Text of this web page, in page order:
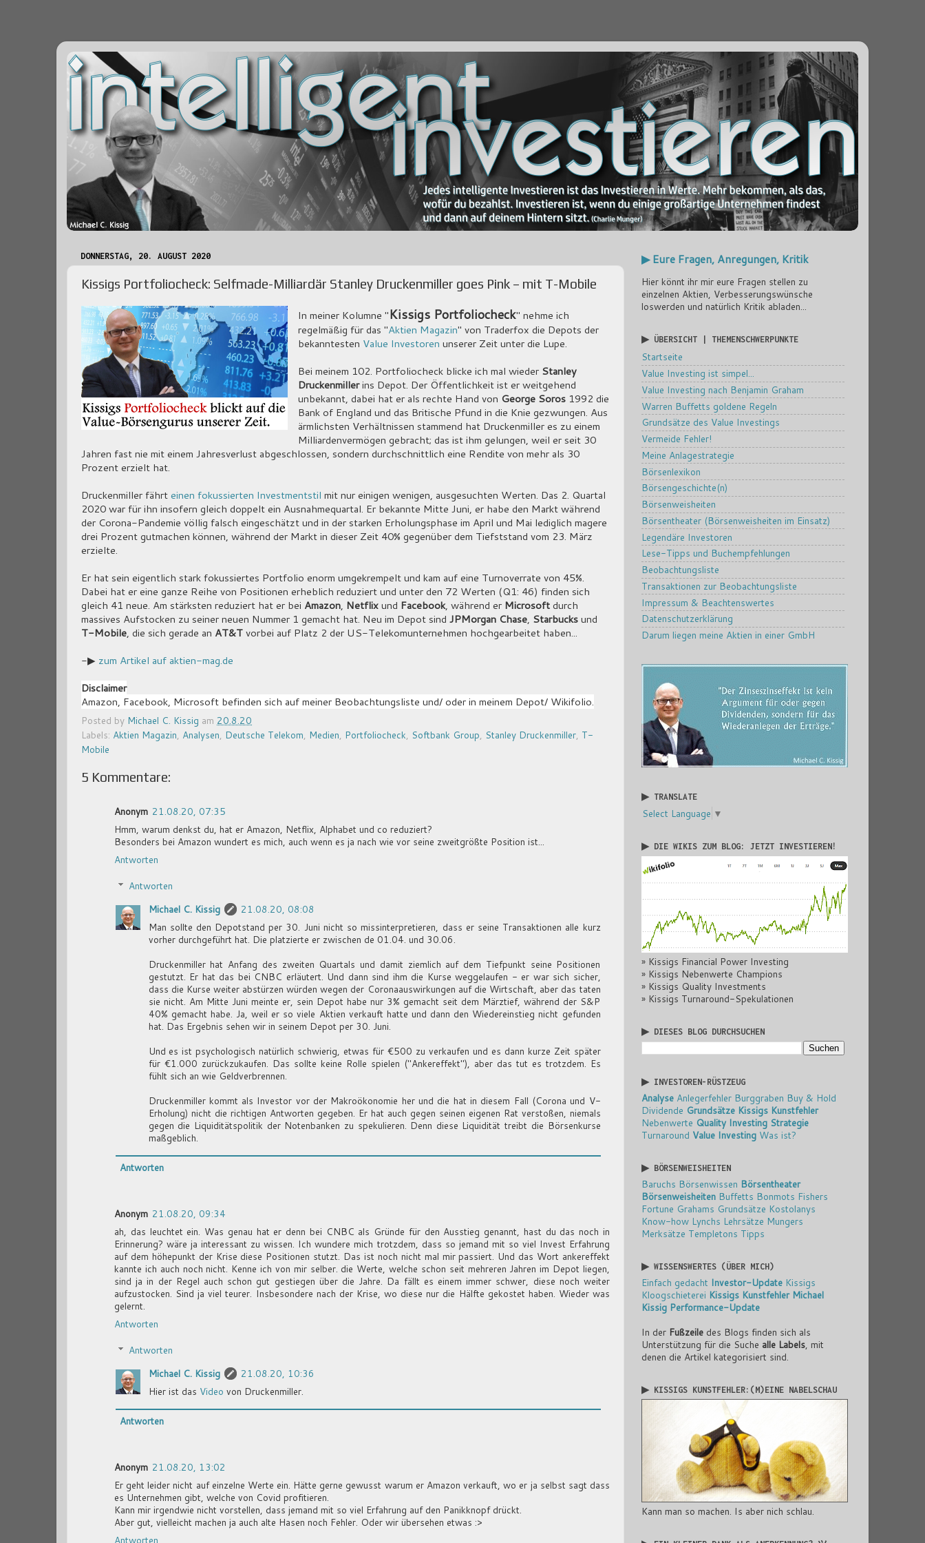
DONNERSTAG, 20. AUGUST 2020
Kissigs Portfoliocheck: Selfmade-Milliardär Stanley Druckenmiller goes Pink – mit T-Mobile
In meiner Kolumne "Kissigs Portfoliocheck" nehme ich
regelmäßig für das "Aktien Magazin" von Traderfox die Depots der
bekanntesten Value Investoren unserer Zeit unter die Lupe.
Bei meinem 102. Portfoliocheck blicke ich mal wieder Stanley
Druckenmillerins Depot. Der Öffentlichkeit ist er weitgehend
unbekannt, dabei hat er als rechte Hand von George Soros1992 die
Bank of England und das Britische Pfund in die Knie gezwungen. Aus
ärmlichsten Verhältnissen stammend hat Druckenmiller es zu einem
Milliardenvermögen gebracht; das ist ihm gelungen, weil er seit 30
Jahren fast nie mit einem Jahresverlust abgeschlossen, sondern durchschnittlich eine Rendite von mehr als 30
Prozent erzielt hat.
Druckenmiller fährteinen fokussierten Investmentstil mit nur einigen wenigen, ausgesuchten Werten. Das 2. Quartal
2020 war für ihn insofern gleich doppelt ein Ausnahmequartal. Er bekannte Mitte Juni, er habe den Markt während
der Corona-Pandemie völlig falsch eingeschätzt und in der starken Erholungsphase im April und Mai lediglich magere
drei Prozent gutmachen können, während der Markt in dieser Zeit 40% gegenüber dem Tiefststand vom 23. März
erzielte.
Er hat sein eigentlich stark fokussiertes Portfolio enorm umgekrempelt und kam auf eine Turnoverrate von 45%.
Dabei hat er eine ganze Reihe von Positionen erheblich reduziert und unter den 72 Werten (Q1: 46) finden sich
gleich 41 neue. Am stärksten reduziert hat er bei Amazon, Netflixund Facebook, während er Microsoftdurch
massives Aufstocken zu seiner neuen Nummer 1 gemacht hat. Neu im Depot sind JPMorgan Chase, Starbucksund
T-Mobile, die sich gerade an AT&Tvorbei auf Platz 2 der US-Telekomunternehmen hochgearbeitet haben...
-▶ zum Artikel auf aktien-mag.de
Disclaimer
Amazon, Facebook, Microsoft befinden sich auf meiner Beobachtungsliste und/ oder in meinem Depot/ Wikifolio.
Posted by Michael C. Kissig am 20.8.20
Labels: Aktien Magazin, Analysen, Deutsche Telekom, Medien, Portfoliocheck, Softbank Group, Stanley Druckenmiller, T-
Mobile
5 Kommentare:
Anonym 21.08.20, 07:35
Hmm, warum denkst du, hat er Amazon, Netflix, Alphabet und co reduziert?
Besonders bei Amazon wundert es mich, auch wenn es ja nach wie vor seine zweitgrößte Position ist...
Antworten
Antworten
Michael C. Kissig
21.08.20, 08:08
Man sollte den Depotstand per 30. Juni nicht so missinterpretieren, dass er seine Transaktionen alle kurz
vorher durchgeführt hat. Die platzierte er zwischen de 01.04. und 30.06.
Druckenmiller hat Anfang des zweiten Quartals und damit ziemlich auf dem Tiefpunkt seine Positionen
gestutzt. Er hat das bei CNBC erläutert. Und dann sind ihm die Kurse weggelaufen - er war sich sicher,
dass die Kurse weiter abstürzen würden wegen der Coronaauswirkungen auf die Wirtschaft, aber das taten
sie nicht. Am Mitte Juni meinte er, sein Depot habe nur 3% gemacht seit dem Märztief, während der S&P
40% gemacht habe. Ja, weil er so viele Aktien verkauft hatte und dann den Wiedereinstieg nicht gefunden
hat. Das Ergebnis sehen wir in seinem Depot per 30. Juni.
Und es ist psychologisch natürlich schwierig, etwas für €500 zu verkaufen und es dann kurze Zeit später
für €1.000 zurückzukaufen. Das sollte keine Rolle spielen ("Ankereffekt"), aber das tut es trotzdem. Es
fühlt sich an wie Geldverbrennen.
Druckenmiller kommt als Investor vor der Makroökonomie her und die hat in diesem Fall (Corona und V-
Erholung) nicht die richtigen Antworten gegeben. Er hat auch gegen seinen eigenen Rat verstoßen, niemals
gegen die Liquiditätspolitik der Notenbanken zu spekulieren. Denn diese Liquidität treibt die Börsenkurse
maßgeblich.
Antworten
Anonym 21.08.20, 09:34
ah, das leuchtet ein. Was genau hat er denn bei CNBC als Gründe für den Ausstieg genannt, hast du das noch in
Erinnerung? wäre ja interessant zu wissen. Ich wundere mich trotzdem, dass so jemand mit so viel Invest Erfahrung
auf dem höhepunkt der Krise diese Positionen stutzt. Das ist noch nicht mal mir passiert. Und das Wort ankereffekt
kannte ich auch noch nicht. Kenne ich von mir selber. die Werte, welche schon seit mehreren Jahren im Depot liegen,
sind ja in der Regel auch schon gut gestiegen über die Jahre. Da fällt es einem immer schwer, diese noch weiter
aufzustocken. Sind ja viel teurer. Insbesondere nach der Krise, wo diese nur die Hälfte gekostet haben. Wieder was
gelernt.
Antworten
Antworten
Michael C. Kissig
21.08.20, 10:36
Hier ist das Video von Druckenmiller.
Antworten
Anonym 21.08.20, 13:02
Er geht leider nicht auf einzelne Werte ein. Hätte gerne gewusst warum er Amazon verkauft, wo er ja selbst sagt dass
es Unternehmen gibt, welche von Covid profitieren.
Kann mir irgendwie nicht vorstellen, dass jemand mit so viel Erfahrung auf den Panikknopf drückt.
Aber gut, vielleicht machen ja auch alte Hasen noch Fehler. Oder wir übersehen etwas :>
Antworten
▶ Eure Fragen, Anregungen, Kritik
Hier könnt ihr mir eure Fragen stellen zu
einzelnen Aktien, Verbesserungswünsche
loswerden und natürlich Kritik abladen...
▶ ÜBERSICHT | THEMENSCHWERPUNKTE
Startseite
Value Investing ist simpel...
Value Investing nach Benjamin Graham
Warren Buffetts goldene Regeln
Grundsätze des Value Investings
Vermeide Fehler!
Meine Anlagestrategie
Börsenlexikon
Börsengeschichte(n)
Börsenweisheiten
Börsentheater (Börsenweisheiten im Einsatz)
Legendäre Investoren
Lese-Tipps und Buchempfehlungen
Beobachtungsliste
Transaktionen zur Beobachtungsliste
Impressum & Beachtenswertes
Datenschutzerklärung
Darum liegen meine Aktien in einer GmbH
▶ TRANSLATE
Select Language ▼
▶ DIE WIKIS ZUM BLOG: JETZT INVESTIEREN!
» Kissigs Financial Power Investing
» Kissigs Nebenwerte Champions
» Kissigs Quality Investments
» Kissigs Turnaround-Spekulationen
▶ DIESES BLOG DURCHSUCHEN
▶ INVESTOREN-RÜSTZEUG
Analyse Anlegerfehler Burggraben Buy & Hold
Dividende Grundsätze Kissigs Kunstfehler
Nebenwerte Quality Investing Strategie
Turnaround Value Investing Was ist?
▶ BÖRSENWEISHEITEN
Baruchs Börsenwissen Börsentheater
Börsenweisheiten Buffetts Bonmots Fishers
Fortune Grahams Grundsätze Kostolanys
Know-how Lynchs Lehrsätze Mungers
Merksätze Templetons Tipps
▶ WISSENSWERTES (ÜBER MICH)
Einfach gedacht Investor-Update Kissigs
Kloogschieterei Kissigs Kunstfehler Michael
Kissig Performance-Update
In der Fußzeile des Blogs finden sich als
Unterstützung für die Suche alle Labels , mit
denen die Artikel kategorisiert sind.
▶ KISSIGS KUNSTFEHLER:(M)EINE NABELSCHAU
Kann man so machen. Is aber nich schlau.